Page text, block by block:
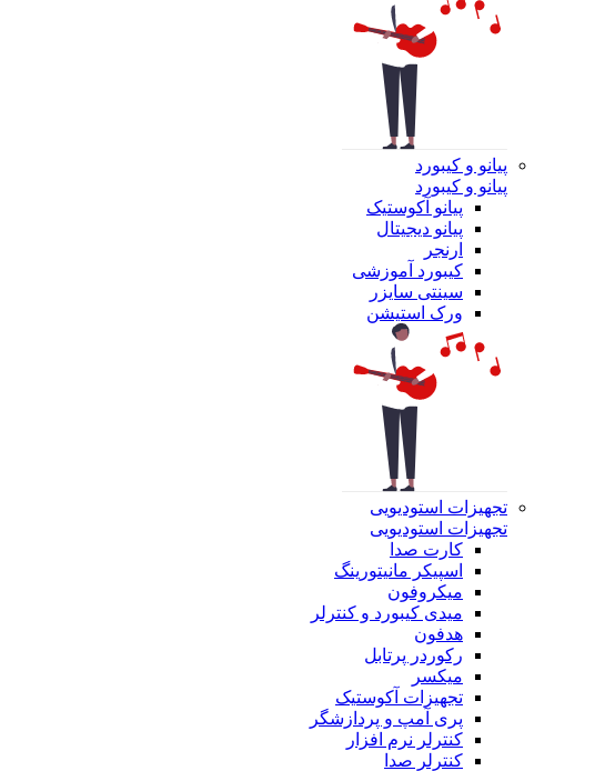
پیانو و کیبورد
پیانو و کیبورد
پیانو آکوستیک
پیانو دیجیتال
ارنجر
کیبورد آموزشی
سینتی سایزر
ورک استیشن
تجهیزات استودیویی
تجهیزات استودیویی
کارت صدا
اسپیکر مانیتورینگ
میکروفون
میدی کیبورد و کنترلر
هدفون
رکوردر پرتابل
میکسر
تجهیزات آکوستیک
پری آمپ و پردازشگر
کنترلر نرم افزار
کنترلر صدا